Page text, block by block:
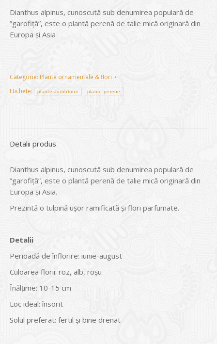
Dianthus alpinus, cunoscută sub denumirea populară de
”garofiță”, este o plantă perenă de talie mică originară din
Europa și Asia
Categorie: Plante ornamentale & flori
Etichete:
plante autohtone plante perene
Detalii produs
Dianthus alpinus, cunoscută sub denumirea populară de
”garofiță”, este o plantă perenă de talie mică originară din
Europa și Asia.
Prezintă o tulpină ușor ramificată și flori parfumate.
Detalii
Perioadă de înflorire: iunie-august
Culoarea florii: roz, alb, roșu
Înălțime: 10-15 cm
Loc ideal: însorit
Solul preferat: fertil și bine drenat